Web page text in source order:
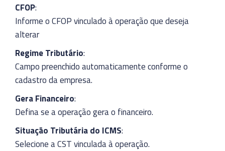
CFOP:
Informe o CFOP vinculado à operação que deseja
alterar
Regime Tributário:
Campo preenchido automaticamente conforme o
cadastro da empresa.
Gera Financeiro:
Defina se a operação gera o financeiro.
Situação Tributária do ICMS:
Selecione a CST vinculada à operação.